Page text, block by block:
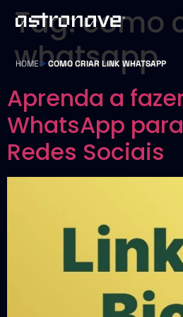
HOME >COMO CRIAR LINK WHATSAPP
Tag:como
whatsapp
Aprenda a
WhatsApp
Redes Sociais